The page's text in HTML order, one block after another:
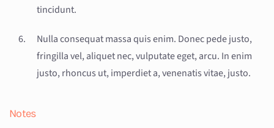
tincidunt.
Nulla consequat massa quis enim. Donec pede justo,
fringilla vel, aliquet nec, vulputate eget, arcu. In enim
justo, rhoncus ut, imperdiet a, venenatis vitae, justo.
Notes